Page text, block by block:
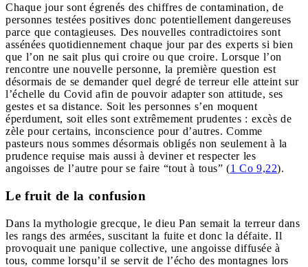
Chaque jour sont égrenés des chiffres de contamination, de
personnes testées positives donc potentiellement dangereuses
parce que contagieuses. Des nouvelles contradictoires sont
assénées quotidiennement chaque jour par des experts si bien
que l’on ne sait plus qui croire ou que croire. Lorsque l’on
rencontre une nouvelle personne, la première question est
désormais de se demander quel degré de terreur elle atteint sur
l’échelle du Covid afin de pouvoir adapter son attitude, ses
gestes et sa distance. Soit les personnes s’en moquent
éperdument, soit elles sont extrêmement prudentes : excès de
zèle pour certains, inconscience pour d’autres. Comme
pasteurs nous sommes désormais obligés non seulement à la
prudence requise mais aussi à deviner et respecter les
angoisses de l’autre pour se faire “tout à tous” (1 Co 9,22).
Le fruit de la confusion
Dans la mythologie grecque, le dieu Pan semait la terreur dans
les rangs des armées, suscitant la fuite et donc la défaite. Il
provoquait une panique collective, une angoisse diffusée à
tous, comme lorsqu’il se servit de l’écho des montagnes lors